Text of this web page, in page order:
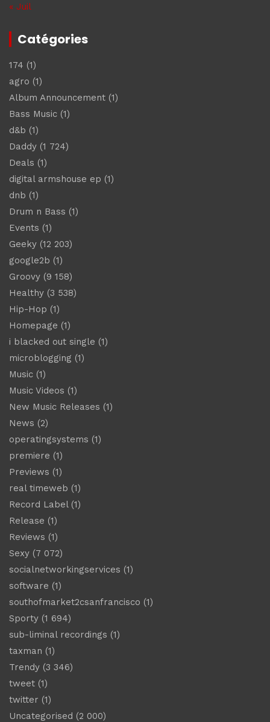
« Juil
Catégories
174 (1)
agro (1)
Album Announcement (1)
Bass Music (1)
d&b (1)
Daddy (1 724)
Deals (1)
digital armshouse ep (1)
dnb (1)
Drum n Bass (1)
Events (1)
Geeky (12 203)
google2b (1)
Groovy (9 158)
Healthy (3 538)
Hip-Hop (1)
Homepage (1)
i blacked out single (1)
microblogging (1)
Music (1)
Music Videos (1)
New Music Releases (1)
News (2)
operatingsystems (1)
premiere (1)
Previews (1)
real timeweb (1)
Record Label(1)
Release (1)
Reviews (1)
Sexy (7 072)
socialnetworkingservices (1)
software (1)
southofmarket2csanfrancisco (1)
Sporty (1 694)
sub-liminal recordings (1)
taxman (1)
Trendy (3 346)
tweet (1)
twitter (1)
Uncategorised (2 000)